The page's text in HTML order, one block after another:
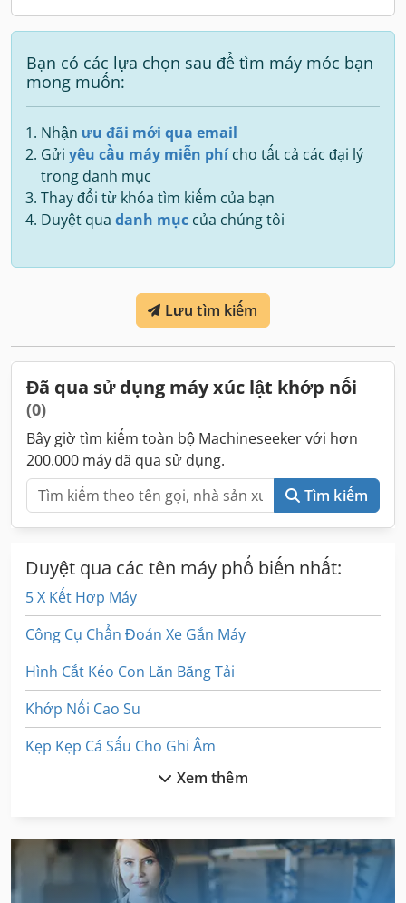
Bạn có các lựa chọn sau để tìm máy móc bạn
mong muốn:
Nhận ưu đãi mới qua email
Gửi yêu cầu máy miễn phícho tất cả các đại lý
trong danh mục
Thay đổi từ khóa tìm kiếm của bạn
Duyệt qua danh mục của chúng tôi
Lưu tìm kiếm
Đã qua sử dụng máy xúc lật khớp nối
(0)
Bây giờ tìm kiếm toàn bộ Machineseeker với hơn
200.000 máy đã qua sử dụng.
Tìm kiếm
Duyệt qua các tên máy phổ biến nhất:
5 X Kết Hợp Máy
Công Cụ Chẩn Đoán Xe Gắn Máy
Hình Cắt Kéo Con Lăn Băng Tải
Khớp Nối Cao Su
Kẹp Kẹp Cá Sấu Cho Ghi Âm
Lái Xe Máy
Xem thêm